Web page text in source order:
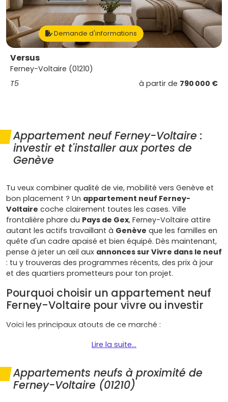
Demande d'informations
Versus
Ferney-Voltaire (01210)
T5
à partir de 790 000 €
Appartement neuf Ferney-Voltaire :
investir et t'installer aux portes de
Genève
Tu veux combiner qualité de vie, mobilité vers Genève et
bon placement ? Un appartement neuf Ferney-
Voltaire coche clairement toutes les cases. Ville
frontalière phare du Pays de Gex, Ferney-Voltaire attire
autant les actifs travaillant à Genève que les familles en
quête d'un cadre apaisé et bien équipé. Dès maintenant,
pense à jeter un œil aux annonces sur Vivre dans le neuf
: tu y trouveras des programmes récents, des prix à jour
et des quartiers prometteurs pour ton projet.
Pourquoi choisir un appartement neuf
Ferney-Voltaire pour vivre ou investir
Voici les principaux atouts de ce marché :
Emplacement premium: à la frontière suisse,
fluides avec laligne de bus F (TPG)vers Cornavin,
des pistes cyclables et un accès rapide à l'A40.
Lire la suite...
Appartements neufs à proximité de
Ferney-Voltaire (01210)